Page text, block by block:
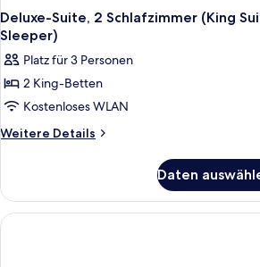
Deluxe-Suite, 2 Schlafzimmer (King
Sleeper)
Platz für 3 Personen
2 King-Betten
Kostenloses WLAN
Weitere Details
Weitere
Suite,
2 Schlafzimmer
(King
Daten